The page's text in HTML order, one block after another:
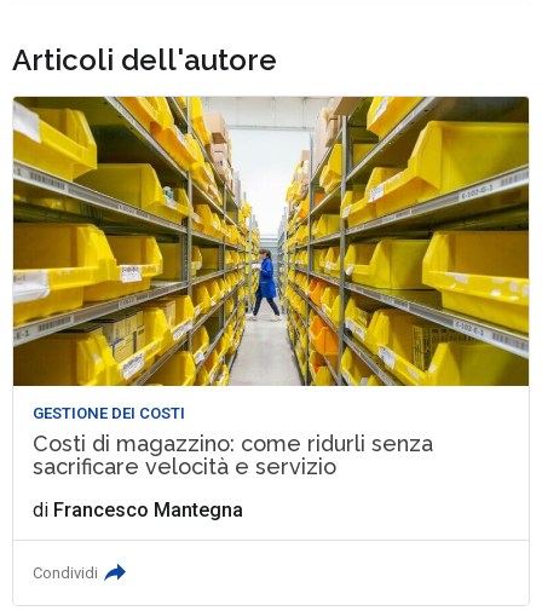
Articoli dell'autore
GESTIONE DEI COSTI
Costi di magazzino: come ridurli senza
sacrificare velocità e servizio
di Francesco Mantegna
Condividi